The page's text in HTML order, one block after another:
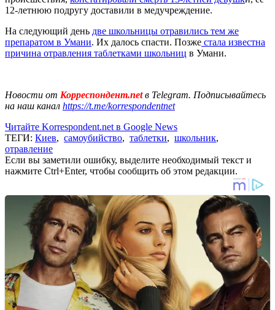
12-летнюю подругу доставили в медучреждение.
На следующий день две школьницы отравились тем же
препаратом в Умани. Их далось спасти. Позже стала известна
причина отравления таблетками школьниц в Умани.
Новости от Корреспондент.netв Telegram. Подписывайтесь
на наш канал https://t.me/korrespondentnet
Читайте Korrespondent.net в Google News
ТЕГИ: Киев, самоубийство, таблетки, школьник,
отравление
Если вы заметили ошибку, выделите необходимый текст и
нажмите Ctrl+Enter, чтобы сообщить об этом редакции.